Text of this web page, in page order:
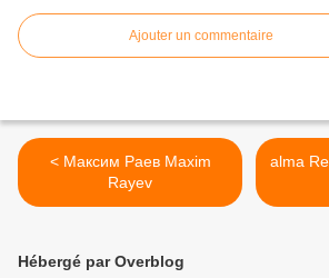
Ajouter un commentaire
< Максим Раев Maxim
Rayev
Hébergé par Overblog